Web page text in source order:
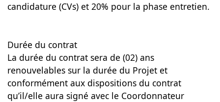
candidature (CVs) et 20% pour la phase entretien.
Durée du contrat
La durée du contrat sera de (02) ans
renouvelables sur la durée du Projet et
conformément aux dispositions du contrat
qu’il/elle aura signé avec le Coordonnateur